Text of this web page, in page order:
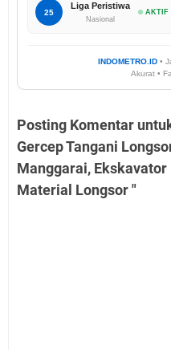
25
Liga Peristiwa
Nasional
AKTIF
INDOMETRO.ID •
Akurat •
Posting Komentar
Gercep Tangani
Manggarai,
Material Longsor "